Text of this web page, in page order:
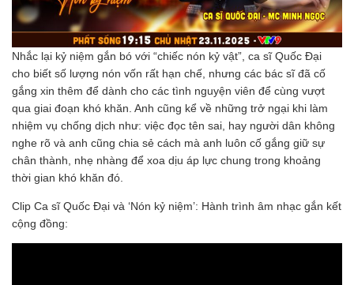
Nhắc lại kỷ niệm gắn bó với “chiếc nón kỷ vật”, ca sĩ Quốc Đại
cho biết số lượng nón vốn rất hạn chế, nhưng các bác sĩ đã cố
gắng xin thêm để dành cho các tình nguyện viên để cùng vượt
qua giai đoạn khó khăn. Anh cũng kể về những trở ngại khi làm
nhiệm vụ chống dịch như: việc đọc tên sai, hay người dân không
nghe rõ và anh cũng chia sẻ cách mà anh luôn cố gắng giữ sự
chân thành, nhẹ nhàng để xoa dịu áp lực chung trong khoảng
thời gian khó khăn đó.
Clip Ca sĩ Quốc Đại và ‘Nón kỷ niệm’: Hành trình âm nhạc gắn kết
cộng đồng: